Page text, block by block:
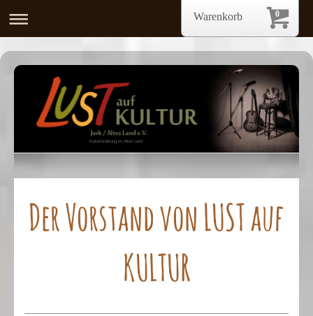
Kulturförderung im Alten Land
Der Vorstand von LUST auf
KULTUR
0
Warenkorb